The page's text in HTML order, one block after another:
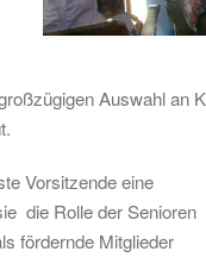
Auswahl an
Vorsitzende eine
die Rolle der Senioren
fördernde Mitglieder